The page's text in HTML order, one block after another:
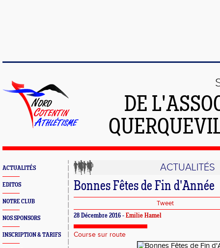
DE
ACTUALITÉS
EDITOS
NOTRE CLUB
NOS SPONSORS
INSCRIPTION & TARIFS
ACTUALITÉS
Bonnes Fêtes de Fin d'Année
Tweet
28 Décembre 2016 - Emilie Hamel
Course sur route